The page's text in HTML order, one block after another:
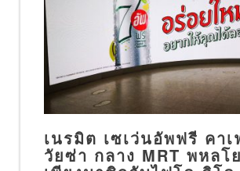
เนรมิต เซเว่นอัพฟรี คาเ
วัยซ่า กลาง MRT พหลโ